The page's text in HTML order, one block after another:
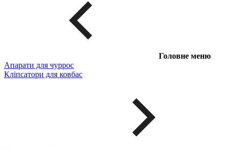
Головне меню
Апарати для чуррос
Кліпсатори для ковбас